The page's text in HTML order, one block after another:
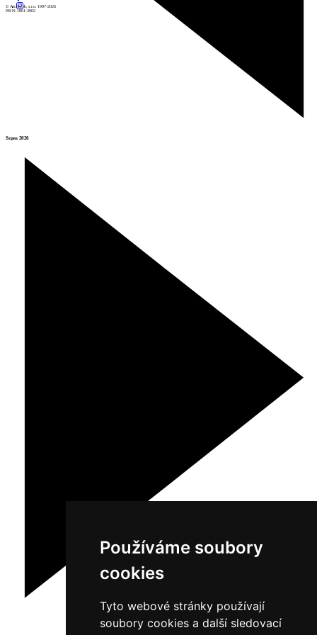
Používáme soubory
cookies
Tyto webové stránky používají
soubory cookies a další sledovací
Srpen 2026
© Archiweb, s.r.o. 1997-2026
ISSN: 1801-3902